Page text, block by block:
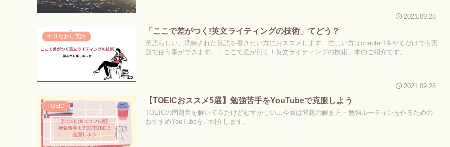
2021.09.28
やりなおし英語
「ここで差がつく!英文ライティングの技術」てどう？
英語らしい、洗練された英語を書きたい方におススメします。忙しい方はchapter1をやるだけでも実
践で使う事ができます。「ここで差が付く！英文ライティングの技術」本のご紹介です。
2021.09.26
TOEIC
【TOEICおススメ5選】勉強苦手をYouTubeで克服しよう
TOEICの問題集を解いてみたけどむずかしい…今回は問題の解き方・勉強ルーティンを作るための
おすすめYouTubeをご紹介します。